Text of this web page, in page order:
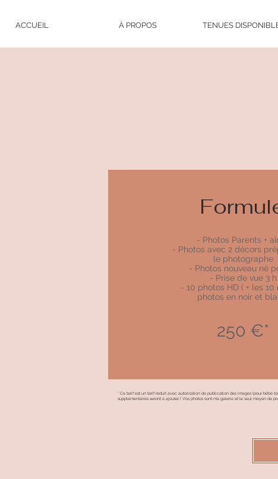
ACCUEIL À PROPOS TENUES
- Photos Parents +
- Photos avec 2 décors
le photographe
- Photos nouveau né
- Prise de vue 3 h
- 10 photos HD ( + les 10
photos en noir et
250 €*
* Ce tarif est un tarif réduit avec autorisation de publication des images (pour bébé
supplémentaires seront à ajouter. ( Vos photos sont ma galerie et le seul moyen de